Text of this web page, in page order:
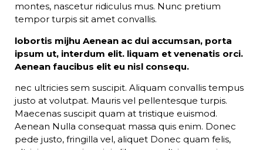
montes, nascetur ridiculus mus. Nunc pretium
tempor turpis sit amet convallis.
lobortis mijhu Aenean ac dui accumsan, porta
ipsum ut, interdum elit. liquam et venenatis orci.
Aenean faucibus elit eu nisl consequ.
nec ultricies sem suscipit. Aliquam convallis tempus
justo at volutpat. Mauris vel pellentesque turpis.
Maecenas suscipit quam at tristique euismod.
Aenean Nulla consequat massa quis enim. Donec
pede justo, fringilla vel, aliquet Donec quam felis,